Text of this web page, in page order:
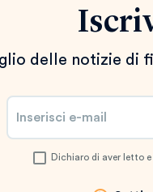
delle notizie di
Dichiaro di aver letto